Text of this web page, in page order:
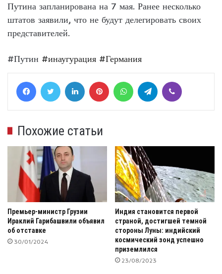
Путина запланирована на 7 мая. Ранее несколько
штатов заявили, что не будут делегировать своих
представителей.
#Путин #инаугурация #Германия
FacebookTwitter LinkedIn Pinterest WhatsAppTelegram
Похожие статьи
Премьер-министр Грузии
Ираклий Гарибашвили объявил
об отставке
30/01/2024
Индия становится первой
страной, достигшей темной
стороны Луны: индийский
космический зонд успешно
приземлился
23/08/2023